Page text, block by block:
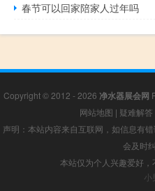
春节可以回家陪家人过年吗
Copyright © 2012 - 2026 净水器展会网
网站地图 | 疑难解答
声明：本站内容来自互联网，如信息有
会及时
本站仅为个人兴趣爱好
小